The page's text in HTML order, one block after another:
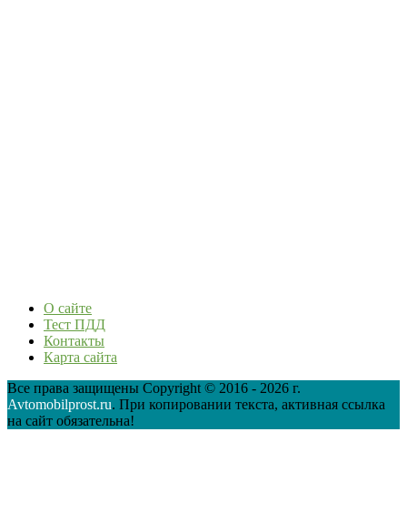
О сайте
Тест ПДД
Контакты
Карта сайта
Все права защищены Copyright © 2016 - 2026 г.
Avtomobilprost.ru. При копировании текста, активная ссылка
на сайт обязательна!